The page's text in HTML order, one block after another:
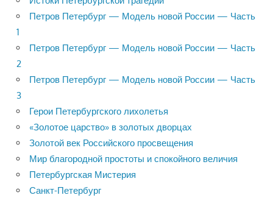
Петров Петербург — Модель новой России — Часть
1
Петров Петербург — Модель новой России — Часть
2
Петров Петербург — Модель новой России — Часть
3
Герои Петербургского лихолетья
«Золотое царство» в золотых дворцах
Золотой век Российского просвещения
Мир благородной простоты и спокойного величия
Петербургская Мистерия
Санкт-Петербург